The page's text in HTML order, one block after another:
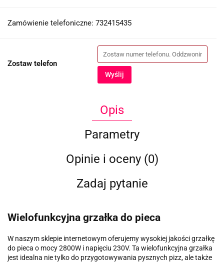
Zamówienie telefoniczne: 732415435
Zostaw telefon
Wyślij
Opis
Parametry
Opinie i oceny (0)
Zadaj pytanie
Wielofunkcyjna grzałka do pieca
W naszym sklepie internetowym oferujemy wysokiej jakości grzałkę
do pieca o mocy 2800W i napięciu 230V. Ta wielofunkcyjna grzałka
jest idealna nie tylko do przygotowywania pysznych pizz, ale także